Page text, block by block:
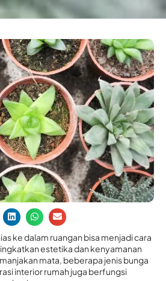
ke dalam ruangan bisa menjadi cara
estetika dan kenyamanan
mata, beberapa jenis bunga
interior rumah juga berfungsi